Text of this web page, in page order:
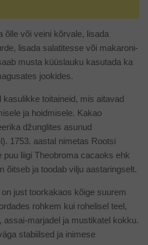
õlle või veini kõrvale, lisada
lisada salatitesse või makaroni-
musta küüslauku kasutada ka
jookides.
toitaineid, mis aitavad
ja hoidmisele. Kakao
džunglites asunud
1753. aastal nimetas Rootsi
puu liigi Theobroma cacaoks ehk
õitseb ja toodab vilju aastaringselt.
just toorkakaos kõige suurem
rohkem kui rohelisel teel,
assai-marjadel ja mustikatel kokku.
stabiilsed ja inimese